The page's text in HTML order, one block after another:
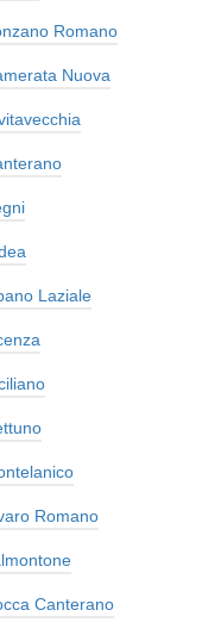
Romano
Nuova
Laziale
Romano
Canterano